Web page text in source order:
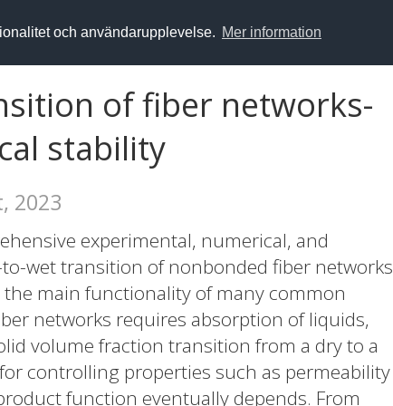
och användarupplevelse. Mer information
of fiber networks-
stability
2023
experimental, numerical, and
wet transition of nonbonded fiber networks
main functionality of many common
networks requires absorption of liquids,
volume fraction transition from a dry to a
controlling properties such as permeability
function eventually depends. From